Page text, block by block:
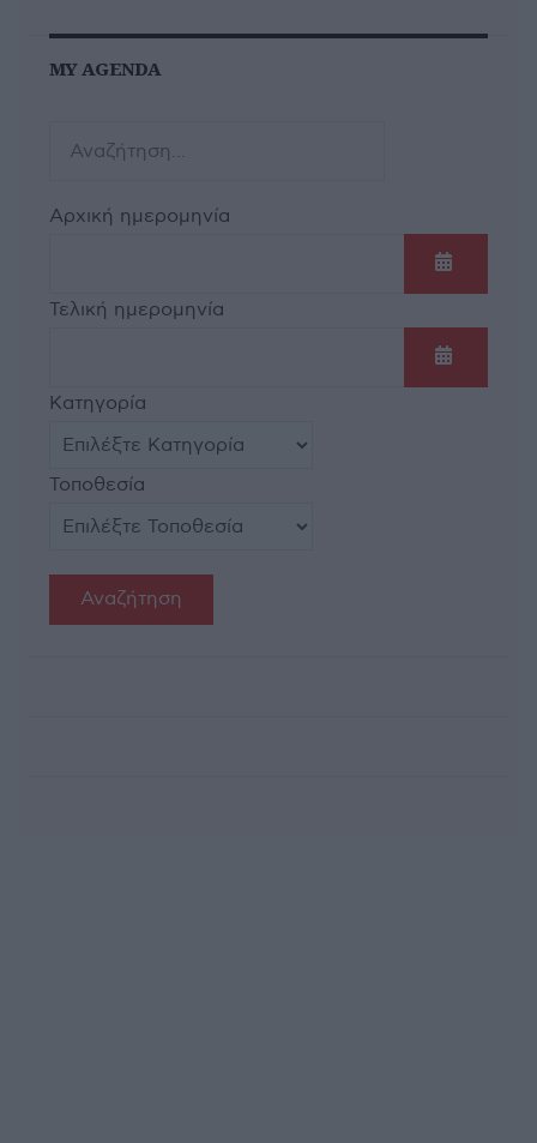
MY AGENDA
Αρχική ημερομηνία
Ανοίξτε
Τελική ημερομηνία
Ανοίξτε
Κατηγορία
Τοποθεσία